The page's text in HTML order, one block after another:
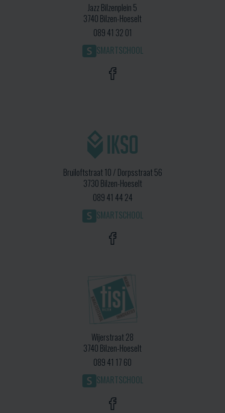
Jazz Bilzenplein 5
3740 Bilzen-Hoeselt
089 41 32 01
SMARTSCHOOL
Bruiloftstraat 10 / Dorpsstraat 56
3730 Bilzen-Hoeselt
089 41 44 24
SMARTSCHOOL
Wijerstraat 28
3740 Bilzen-Hoeselt
089 41 17 60
SMARTSCHOOL